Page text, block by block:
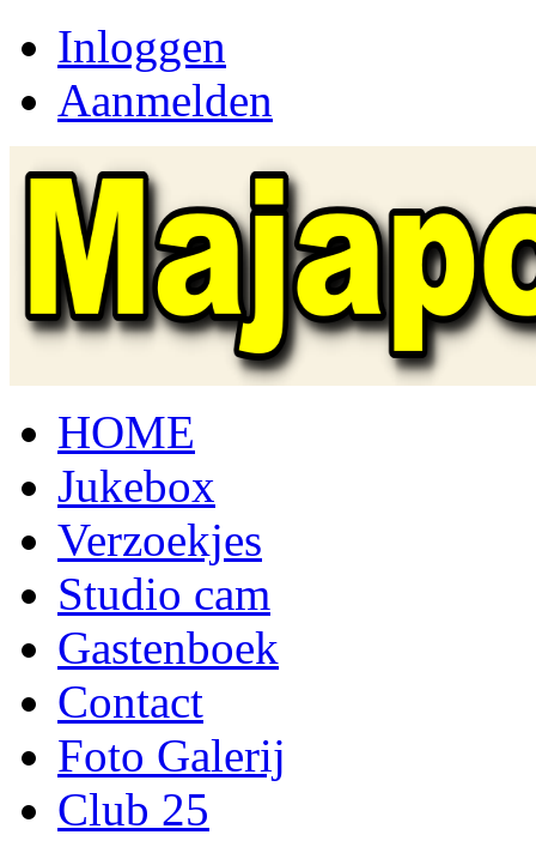
Inloggen
Aanmelden
HOME
Jukebox
Verzoekjes
Studio cam
Gastenboek
Contact
Foto Galerij
Club 25